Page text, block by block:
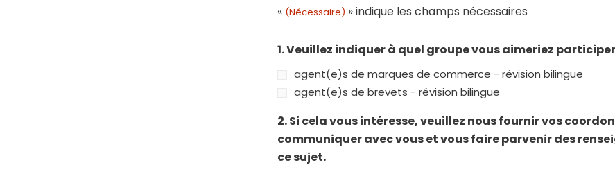
« (Nécessaire) » indique les champs nécessaires
1. Veuillez indiquer à quel groupe vous aimeriez
agent(e)s de marques de commerce - révision bilingue
agent(e)s de brevets - révision bilingue
2. Si cela vous intéresse, veuillez nous fournir vos
communiquer avec vous et vous faire parvenir des
ce sujet.